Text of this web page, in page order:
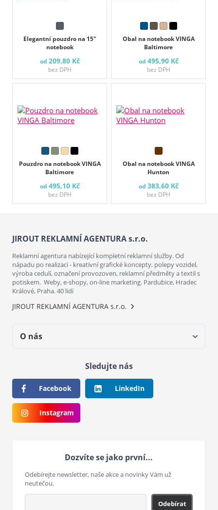
Elegantní pouzdro na 15"
notebook
od 209,80 Kč
bez DPH
Obal na notebook VINGA
Baltimore
od 495,90 Kč
bez DPH
Pouzdro na notebook VINGA
Baltimore
od 495,10 Kč
bez DPH
Obal na notebook VINGA
Hunton
od 383,60 Kč
bez DPH
JIROUT REKLAMNÍ AGENTURA s.r.o.
Reklamní agentura nabízející kompletní reklamní služby. Od
nápadu po realizaci - kreativní grafické koncepty, polepy vozidel,
výroba cedulí, označení provozoven, reklamní předměty a textil s
potiskem. Weby, e-shopy, on-line marketing. Pardubice, Hradec
Králové, Praha. 40 lidí
JIROUT REKLAMNÍ AGENTURA s.r.o.
O nás
Sledujte nás
Facebook LinkedIn
Instagram
Dozvíte se jako první...
Odebírejte newsletter, naše akce a novinky Vám už
neutečou.
Odebírat